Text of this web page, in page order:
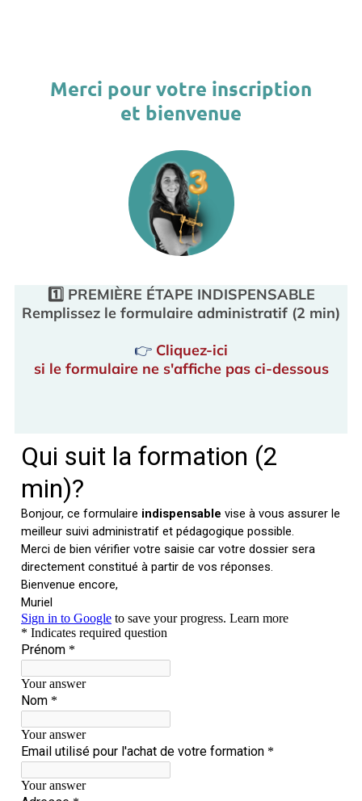
Merci pour votre inscription
et bienvenue
1️⃣ PREMIÈRE ÉTAPE INDISPENSABLE
Remplissez le formulaire administratif (2 min)
👉 Cliquez-ici
si le formulaire ne s'affiche pas ci-dessous